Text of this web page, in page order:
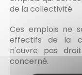
de la collectivité.
Ces emplois ne
effectifs de la
n'ouvre pas
concerné.